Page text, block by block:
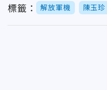
標籤： 解放軍機 陳玉珍